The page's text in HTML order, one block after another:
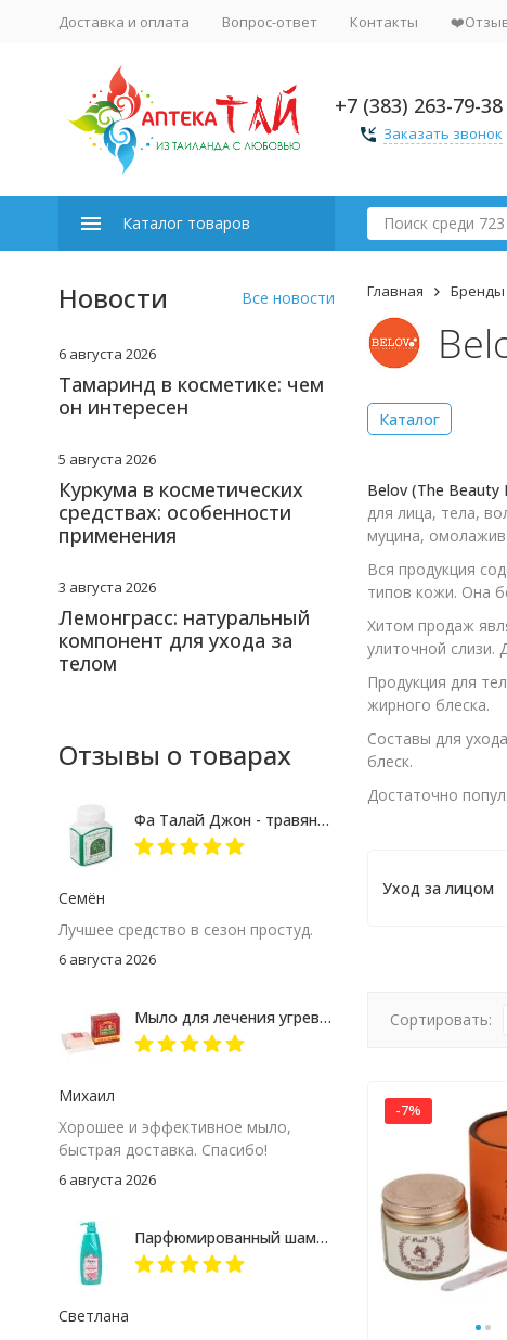
Доставка и оплата Вопрос-ответ Контакты
+7 (383) 263-79-38
Заказать звонок
Каталог товаров
Главная Бренды
Каталог
Belov (The Beauty
для лица, тела,
муцина,
Вся продукция
типов кожи. Она
Хитом продаж
улиточной слизи.
Продукция для
жирного блеска.
Составы для
блеск.
Достаточно
Уход за лицом
Сортировать:
-7%
Новости Все новости
6 августа 2026
Тамаринд в косметике: чем
он интересен
5 августа 2026
Куркума в косметических
средствах: особенности
применения
3 августа 2026
Лемонграсс: натуральный
компонент для ухода за
телом
Отзывы о товарах
Фа Талай Джон - травяные капсулы против гриппа и простуды
Семён
Лучшее средство в сезон простуд.
6 августа 2026
Мыло для лечения угревой сыпи Madame Heng
Михаил
Хорошее и эффективное мыло,
быстрая доставка. Спасибо!
6 августа 2026
Парфюмированный шампунь "Корейская роза" Rejoice 370 мл
Светлана